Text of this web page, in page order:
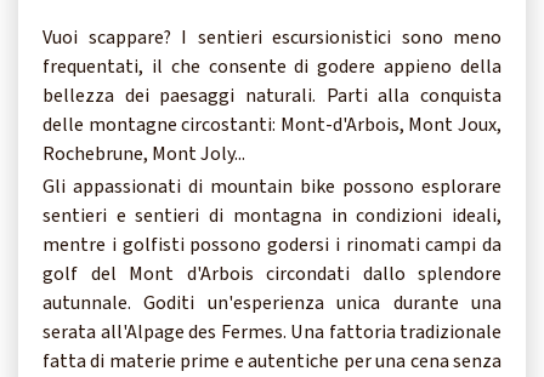
Vuoi scappare? I sentieri escursionistici sono meno
frequentati, il che consente di godere appieno della
bellezza dei paesaggi naturali. Parti alla conquista
delle montagne circostanti: Mont-d'Arbois, Mont Joux,
Rochebrune, Mont Joly...
Gli appassionati di mountain bike possono esplorare
sentieri e sentieri di montagna in condizioni ideali,
mentre i golfisti possono godersi i rinomati campi da
golf del Mont d'Arbois circondati dallo splendore
autunnale. Goditi un'esperienza unica durante una
serata all'Alpage des Fermes. Una fattoria tradizionale
fatta di materie prime e autentiche per una cena senza